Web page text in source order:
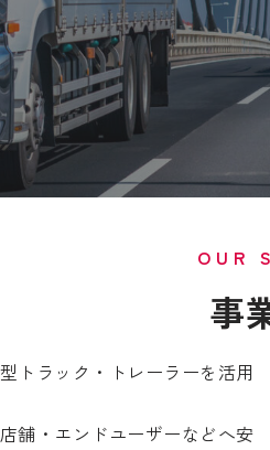
OUR
事
トラック・トレーラーを活用
舗・エンドユーザーなどへ安